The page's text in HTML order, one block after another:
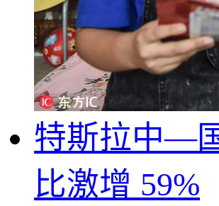
特斯拉中—
比激增 59%